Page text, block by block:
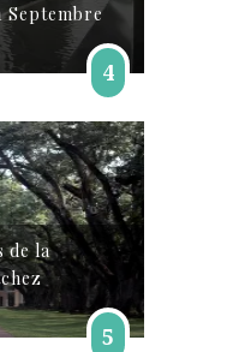
Septembre
4
de la
5